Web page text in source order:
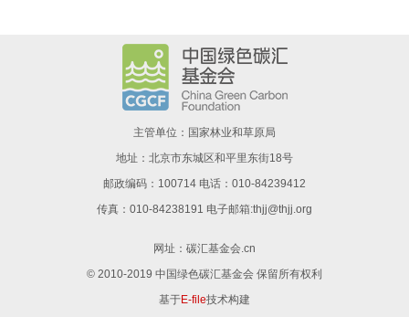
主管单位：国家林业和草原局
地址：北京市东城区和平里东街18号
邮政编码：100714 电话：010-84239412
传真：010-84238191 电子邮箱:thjj@thjj.org
网址： 碳汇基金会.cn
© 2010-2019 中国绿色碳汇基金会 保留所有权利
基于E-file技术构建